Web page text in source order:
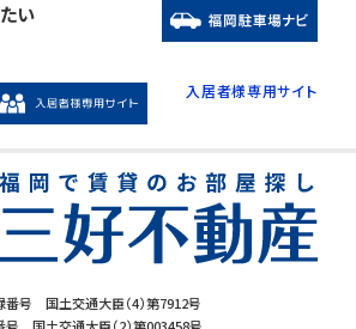
号 国土交通大臣（4）第7912号
い
入居者様専用サイト